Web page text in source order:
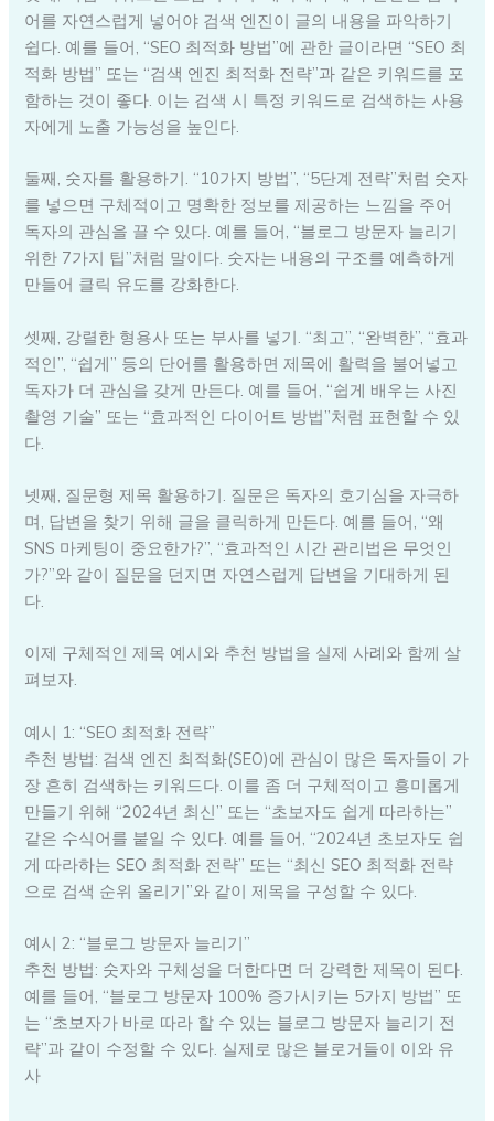
어를 자연스럽게 넣어야 검색 엔진이 글의 내용을 파악하기
쉽다. 예를 들어, “SEO 최적화 방법”에 관한 글이라면 “SEO 최
적화 방법” 또는 “검색 엔진 최적화 전략”과 같은 키워드를 포
함하는 것이 좋다. 이는 검색 시 특정 키워드로 검색하는 사용
자에게 노출 가능성을 높인다.
둘째, 숫자를 활용하기. “10가지 방법”, “5단계 전략”처럼 숫자
를 넣으면 구체적이고 명확한 정보를 제공하는 느낌을 주어
독자의 관심을 끌 수 있다. 예를 들어, “블로그 방문자 늘리기
위한 7가지 팁”처럼 말이다. 숫자는 내용의 구조를 예측하게
만들어 클릭 유도를 강화한다.
셋째, 강렬한 형용사 또는 부사를 넣기. “최고”, “완벽한”, “효과
적인”, “쉽게” 등의 단어를 활용하면 제목에 활력을 불어넣고
독자가 더 관심을 갖게 만든다. 예를 들어, “쉽게 배우는 사진
촬영 기술” 또는 “효과적인 다이어트 방법”처럼 표현할 수 있
다.
넷째, 질문형 제목 활용하기. 질문은 독자의 호기심을 자극하
며, 답변을 찾기 위해 글을 클릭하게 만든다. 예를 들어, “왜
SNS 마케팅이 중요한가?”, “효과적인 시간 관리법은 무엇인
가?”와 같이 질문을 던지면 자연스럽게 답변을 기대하게 된
다.
이제 구체적인 제목 예시와 추천 방법을 실제 사례와 함께 살
펴보자.
예시 1: “SEO 최적화 전략”
추천 방법: 검색 엔진 최적화(SEO)에 관심이 많은 독자들이 가
장 흔히 검색하는 키워드다. 이를 좀 더 구체적이고 흥미롭게
만들기 위해 “2024년 최신” 또는 “초보자도 쉽게 따라하는”
같은 수식어를 붙일 수 있다. 예를 들어, “2024년 초보자도 쉽
게 따라하는 SEO 최적화 전략” 또는 “최신 SEO 최적화 전략
으로 검색 순위 올리기”와 같이 제목을 구성할 수 있다.
예시 2: “블로그 방문자 늘리기”
추천 방법: 숫자와 구체성을 더한다면 더 강력한 제목이 된다.
예를 들어, “블로그 방문자 100% 증가시키는 5가지 방법” 또
는 “초보자가 바로 따라 할 수 있는 블로그 방문자 늘리기 전
략”과 같이 수정할 수 있다. 실제로 많은 블로거들이 이와 유
사